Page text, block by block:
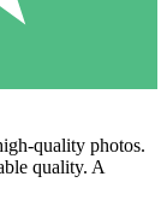
photos.
quality. A